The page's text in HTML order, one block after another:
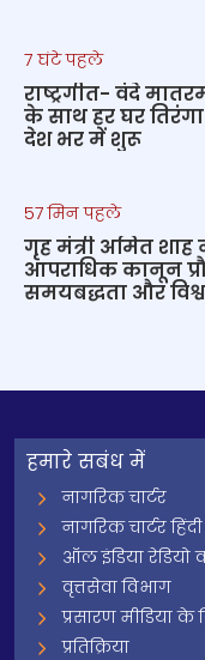
7 घंटे पहले
राष्ट्रगीत- वंदे
के साथ हर घर
देश भर में शुरू
57 मिन पहले
गृह मंत्री अमित
आपराधिक कानून
समयबद्धता और
हमारे सबंध में
नागरिक चार्टर
नागरिक चार्टर
ऑल इंडिया रेडियो
वृत्तसेवा विभाग
प्रसारण मीडिया के
प्रतिक्रिया